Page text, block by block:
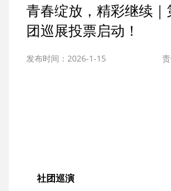
青春绽放，精彩继续
团巡展投票启动！
发布时间：2026-1-15
社团巡演